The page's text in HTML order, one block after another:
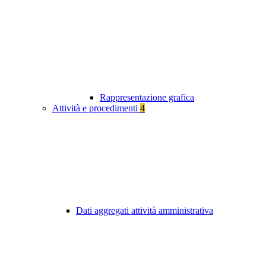
Rappresentazione grafica
Attività e procedimenti 4
Dati aggregati attività amministrativa